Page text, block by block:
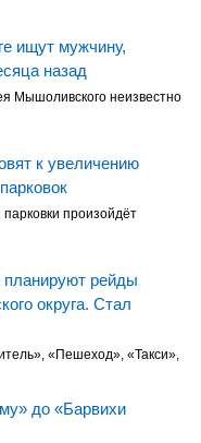
ищут мужчину,
назад
Мышоливского неизвестно
к увеличению
произойдёт
рейды
округа. Стал
«Пешеход», «Такси»,
до «Барвихи